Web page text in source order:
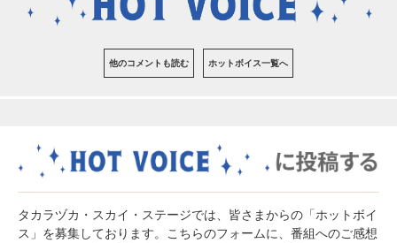
他のコメントも読む ホットボイス一覧へ
タカラヅカ・スカイ・ステージでは、皆さまからの「ホットボイ
ス」を募集しております。こちらのフォームに、番組へのご感想